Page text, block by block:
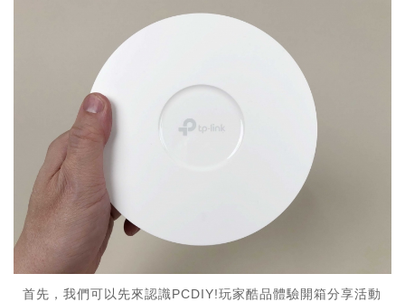
首先，我們可以先來認識PCDIY!玩家酷品體驗開箱分享活動